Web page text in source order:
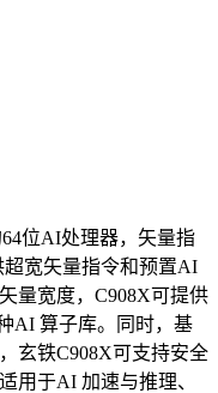
位AI处理器，矢量指
宽矢量指令和预置AI
量宽度，C908X可提供
AI 算子库。同时，基
玄铁C908X可支持安全
用于AI 加速与推理、